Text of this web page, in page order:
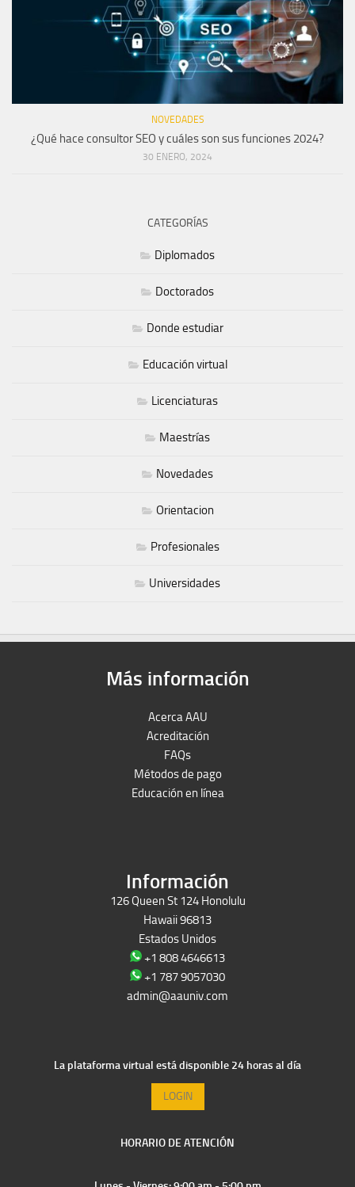
NOVEDADES
¿Qué hace consultor SEO y cuáles son sus funciones 2024?
30 ENERO, 2024
CATEGORÍAS
Diplomados
Doctorados
Donde estudiar
Educación virtual
Licenciaturas
Maestrías
Novedades
Orientacion
Profesionales
Universidades
Más información
Acerca AAU
Acreditación
FAQs
Métodos de pago
Educación en línea
Información
126 Queen St 124 Honolulu
Hawaii 96813
Estados Unidos
+1 808 4646613
+1 787 9057030
admin@aauniv.com
La plataforma virtual está disponible 24 horas al día
LOGIN
HORARIO DE ATENCIÓN